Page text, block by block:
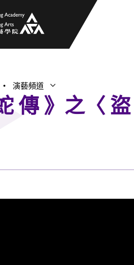
演藝頻道 打開子選單
關閉子選單
傳 》之〈